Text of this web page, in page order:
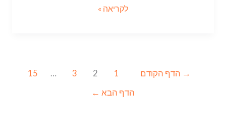
2
לקריאה »
→ הדף הקודם 1
2
3
…
15
הדף הבא ←